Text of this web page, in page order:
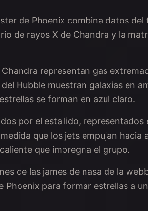
de Phoenix combina datos del
de rayos X de Chandra y la
representan gas
Hubble muestran galaxias en
se forman en azul claro.
por el estallido, representados
que los jets empujan hacia
que impregna el grupo.
de las james de nasa de la
Phoenix para formar estrellas a